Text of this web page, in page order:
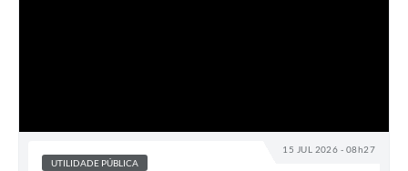
15 JUL 2026 - 08h27
UTILIDADE PÚBLICA